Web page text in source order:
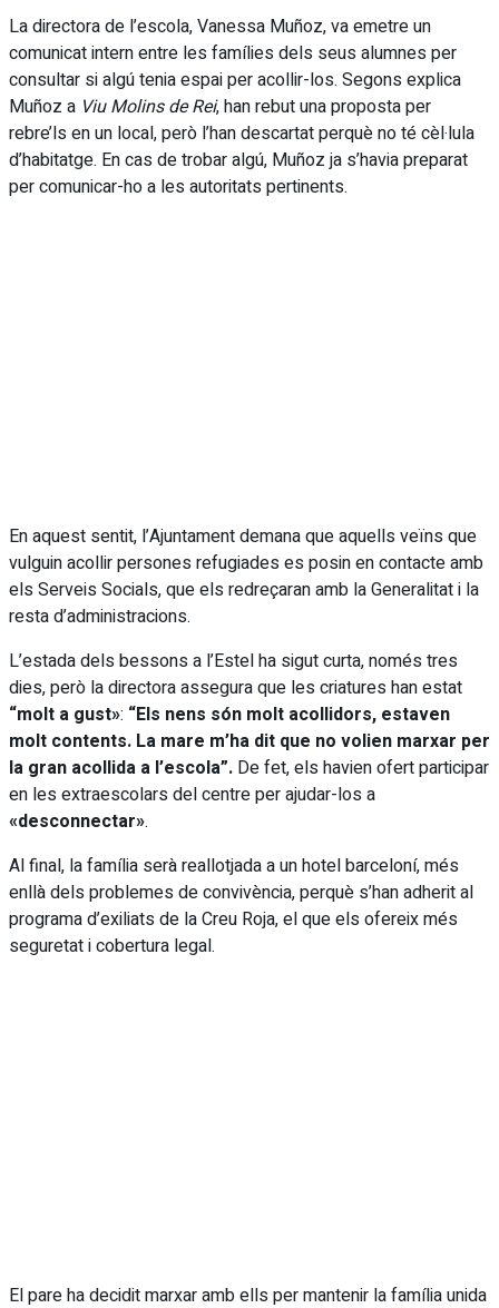
La directora de l’escola, Vanessa Muñoz, va emetre un
comunicat intern entre les famílies dels seus alumnes per
consultar si algú tenia espai per acollir-los. Segons explica
Muñoz a Viu Molins de Rei, han rebut una proposta per
rebre’ls en un local, però l’han descartat perquè no té cèl·lula
d’habitatge. En cas de trobar algú, Muñoz ja s’havia preparat
per comunicar-ho a les autoritats pertinents.
En aquest sentit, l’Ajuntament demana que aquells veïns que
vulguin acollir persones refugiades es posin en contacte amb
els Serveis Socials, que els redreçaran amb la Generalitat i la
resta d’administracions.
L’estada dels bessons a l’Estel ha sigut curta, només tres
dies, però la directora assegura que les criatures han estat
“molt a gust»: “Els nens són molt acollidors, estaven
molt contents. La mare m’ha dit que no volien marxar per
la gran acollida a l’escola”. De fet, els havien ofert participar
en les extraescolars del centre per ajudar-los a
«desconnectar».
Al final, la família serà reallotjada a un hotel barceloní, més
enllà dels problemes de convivència, perquè s’han adherit al
programa d’exiliats de la Creu Roja, el que els ofereix més
seguretat i cobertura legal.
El pare ha decidit marxar amb ells per mantenir la família unida